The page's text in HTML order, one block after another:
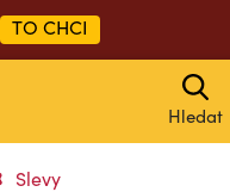
TO CHCI
Slevy
Hledat